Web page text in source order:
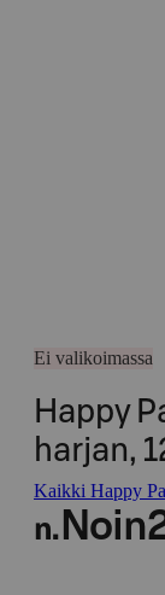
Ei valikoimassa
Happy
harjan,
Kaikki Happy
n. Noin